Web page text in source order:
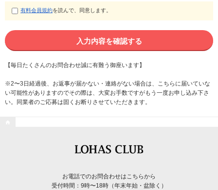
有料会員規約を読んで、同意します。
【毎日たくさんのお問合わせ誠に有難う御座います】
※2〜3日経過後、お返事が届かない・連絡がない場合は、こちらに届いていな
い可能性がありますのでその際は、大変お手数ですがもう一度お申し込み下さ
い。同業者のご応募は固くお断りさせていただきます。
お電話でのお問合わせはこちらから
受付時間：9時〜18時（年末年始・盆除く）